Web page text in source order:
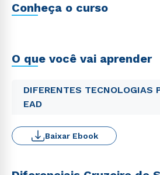
Conheça o curso
O que você vai aprender
DIFERENTES TECNOLOGIAS
EAD
Baixar Ebook